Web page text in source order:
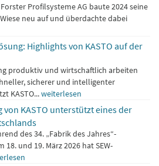
Profilsysteme AG baute 2024 seine
neu auf und überdachte dabei
Highlights von KASTO auf der
produktiv und wirtschaftlich arbeiten
sicherer und intelligenter
KASTO...weiterlesen
KASTO unterstützt eines der
des 34. „Fabrik des Jahres“-
und 19. März 2026 hat SEW-